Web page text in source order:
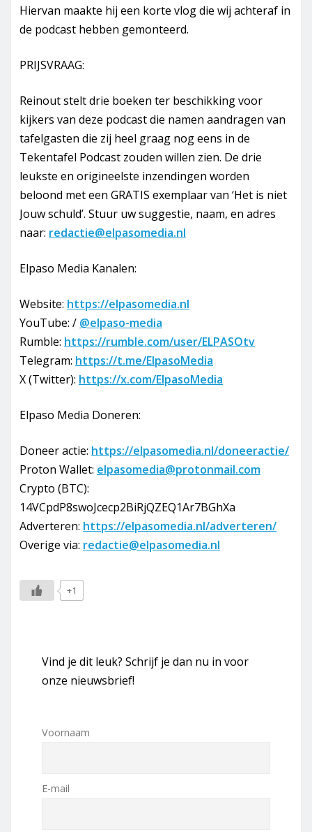
Hiervan maakte hij een korte vlog die wij achteraf in
de podcast hebben gemonteerd.
PRIJSVRAAG:
Reinout stelt drie boeken ter beschikking voor
kijkers van deze podcast die namen aandragen van
tafelgasten die zij heel graag nog eens in de
Tekentafel Podcast zouden willen zien. De drie
leukste en origineelste inzendingen worden
beloond met een GRATIS exemplaar van ‘Het is niet
Jouw schuld’. Stuur uw suggestie, naam, en adres
naar: redactie@elpasomedia.nl
Elpaso Media Kanalen:
Website: https://elpasomedia.nl
YouTube: / @elpaso-media
Rumble: https://rumble.com/user/ELPASOtv
Telegram: https://t.me/ElpasoMedia
X (Twitter): https://x.com/ElpasoMedia
Elpaso Media Doneren:
Doneer actie: https://elpasomedia.nl/doneeractie/
Proton Wallet: elpasomedia@protonmail.com
Crypto (BTC):
14VCpdP8swoJcecp2BiRjQZEQ1Ar7BGhXa
Adverteren: https://elpasomedia.nl/adverteren/
Overige via: redactie@elpasomedia.nl
+1
Vind je dit leuk? Schrijf je dan nu in voor
onze nieuwsbrief!
Voornaam
E-mail